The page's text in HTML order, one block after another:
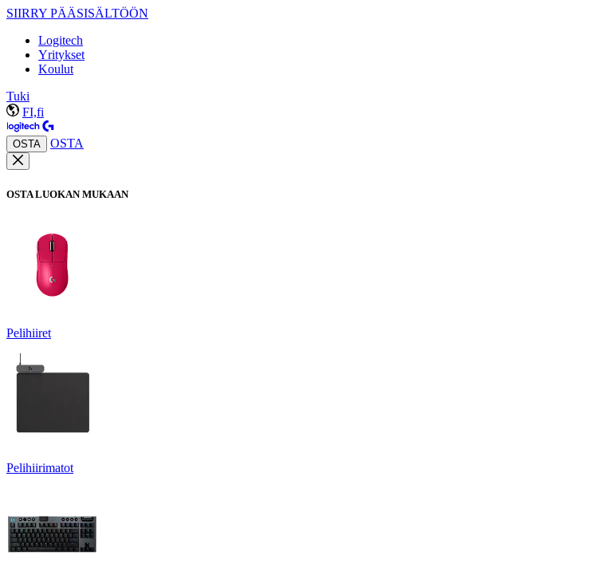
SIIRRY PÄÄSISÄLTÖÖN
Logitech
Yritykset
Koulut
Tuki
FI,fi
OSTA OSTA
OSTA LUOKAN MUKAAN
Pelihiiret
Pelihiirimatot